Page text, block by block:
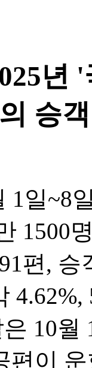
년
승
1일~8
1500
편,
10월
편이